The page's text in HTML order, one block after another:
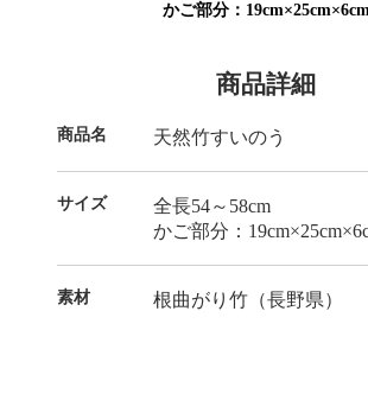
かご部分：
商品詳細
商品名 天然竹すいのう
サイズ
全長54～58cm
かご部分：
素材 根曲がり竹（長野県）